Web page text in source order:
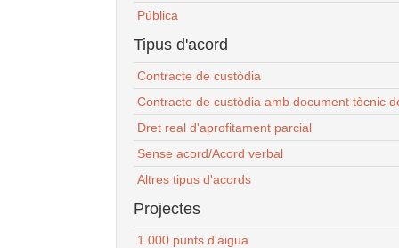
Pública
Tipus d'acord
Contracte de custòdia
Contracte de custòdia amb document tècnic
Dret real d'aprofitament parcial
Sense acord/Acord verbal
Altres tipus d'acords
Projectes
1.000 punts d'aigua